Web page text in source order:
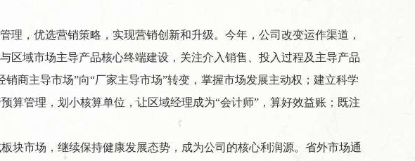
理，优选营销策略，实现营销创新和升级。今年，公司改变运作渠道，
区域市场主导产品核心终端建设，关注介入销售、投入过程及主导产品
商主导市场”向“厂家主导市场”转变，掌握市场发展主动权；建立科学
算管理，划小核算单位，让区域经理成为“会计师”，算好效益账；既注
块市场，继续保持健康发展态势，成为公司的核心利润源。省外市场通